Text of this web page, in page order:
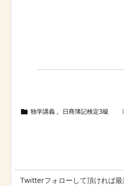
 独学講義 , 日商簿記検定3級
Twitterフォローして頂ければ最